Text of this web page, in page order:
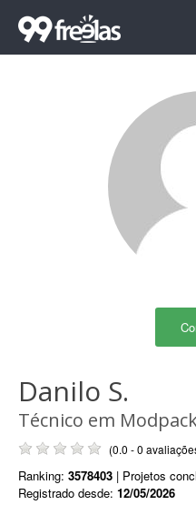
Danilo S.
Técnico em
(0.0 - 0
Ranking: 3578403 | Projetos
Registrado desde: 12/05/2026